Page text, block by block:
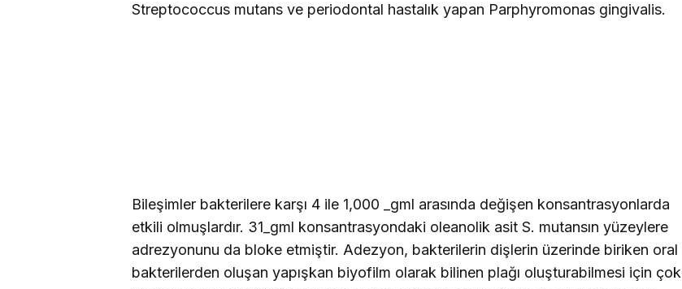
Streptococcus mutans ve periodontal hastalık yapan Parphyromonas gingivalis.
Bileşimler bakterilere karşı 4 ile 1,000­­ _gml arasında değişen konsantrasyonlarda
etkili olmuşlardır. 31_gml konsantrasyondaki oleanolik asit S. mutansın yüzeylere
adrezyonunu da bloke etmiştir. Adezyon, bakterilerin dişlerin üzerinde biriken oral
bakterilerden oluşan yapışkan biyofilm olarak bilinen plağı oluşturabilmesi için çok